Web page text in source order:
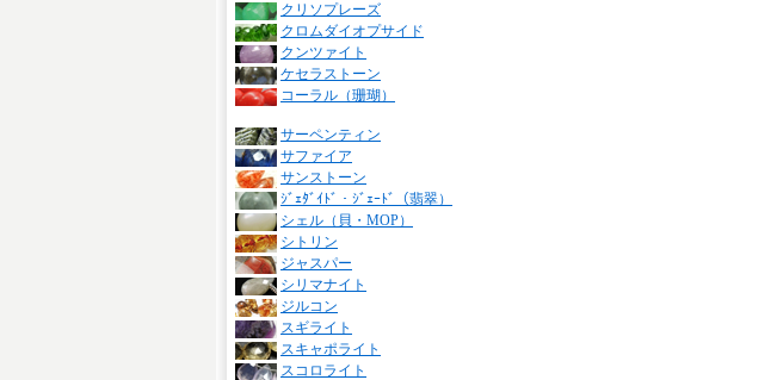
クリソプレーズ
クロムダイオプサイド
クンツァイト
ケセラストーン
コーラル（珊瑚）
サーペンティン
サファイア
サンストーン
ｼﾞｪﾀﾞｲﾄﾞ・ｼﾞｪｰﾄﾞ（翡翠）
シェル（貝・MOP）
シトリン
ジャスパー
シリマナイト
ジルコン
スギライト
スキャポライト
スコロライト